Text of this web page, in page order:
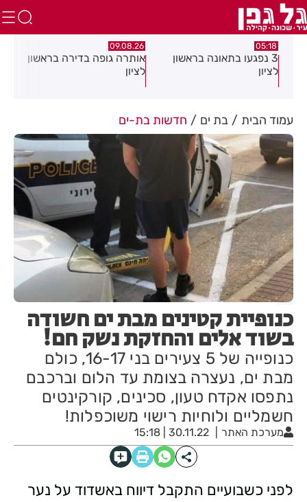
05:18
3 נפגעו בתאונה בראשון
לציון
09.08.26
אותרה גופה בדירה בראשון
לציון
עמוד הבית בת ים חדשות בת-ים
כנופיית קטינים מבת ים חשודה
בשוד אלים והחזקת נשק חם!
כנופייה של 5 צעירים בני 16-17, כולם
מבת ים, נעצרה בצומת עד הלום וברכבם
נתפסו אקדח טעון, סכינים, קורקינטים
חשמליים ולוחיות רישוי משוכפלות!
מערכת האתר 30.11.22 | 15:18
לפני כשבועיים התקבל דיווח באשדוד על נער